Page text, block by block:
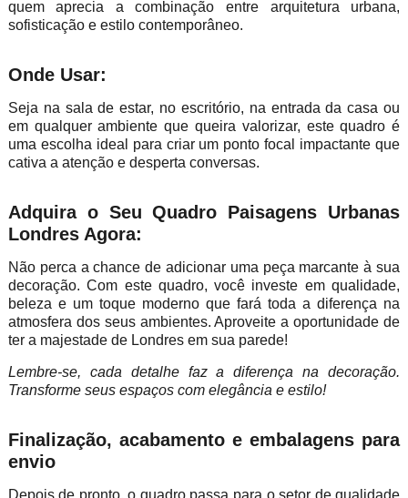
quem aprecia a combinação entre arquitetura urbana,
sofisticação e estilo contemporâneo.
Onde Usar:
Seja na sala de estar, no escritório, na entrada da casa ou
em qualquer ambiente que queira valorizar, este quadro é
uma escolha ideal para criar um ponto focal impactante que
cativa a atenção e desperta conversas.
Adquira o Seu Quadro Paisagens Urbanas
Londres Agora:
Não perca a chance de adicionar uma peça marcante à sua
decoração. Com este quadro, você investe em qualidade,
beleza e um toque moderno que fará toda a diferença na
atmosfera dos seus ambientes. Aproveite a oportunidade de
ter a majestade de Londres em sua parede!
Lembre-se, cada detalhe faz a diferença na decoração.
Transforme seus espaços com elegância e estilo!
Finalização, acabamento e embalagens para
envio